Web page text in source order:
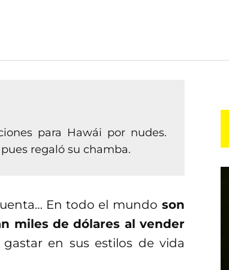
para Hawái por nudes.
regaló su chamba.
En todo el mundo son
miles de dólares al vender
en sus estilos de vida